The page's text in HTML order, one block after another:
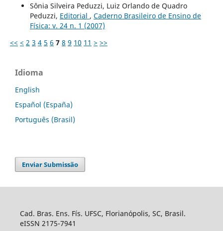
Sônia Silveira Peduzzi, Luiz Orlando de Quadro
Peduzzi, Editorial , Caderno Brasileiro de Ensino de
Física: v. 24 n. 1 (2007)
<< < 2 3 4 5 6 7 8 9 10 11 > >>
Idioma
English
Español (España)
Português (Brasil)
Enviar Submissão
Cad. Bras. Ens. Fís. UFSC, Florianópolis, SC, Brasil.
eISSN 2175-7941